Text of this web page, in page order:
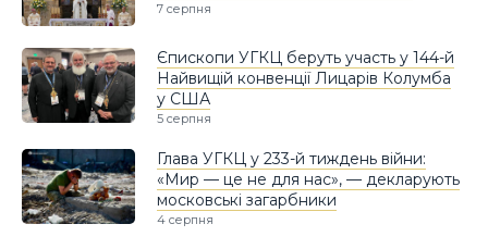
7 серпня
Єпископи УГКЦ беруть участь у 144-й
Найвищій конвенції Лицарів Колумба
у США
5 серпня
Глава УГКЦ у 233-й тиждень війни:
«Мир — це не для нас», — декларують
московські загарбники
4 серпня